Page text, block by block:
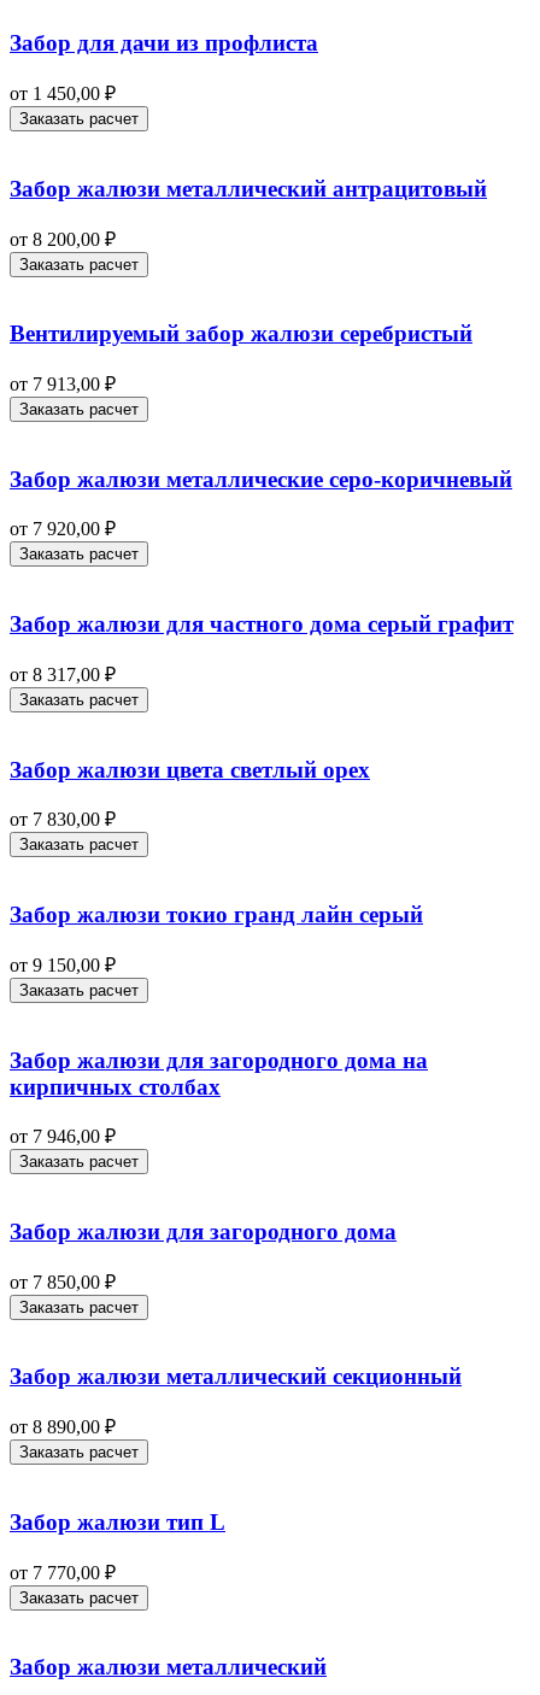
Забор для дачи из профлиста
от 1 450,00 ₽
Заказать расчет
Забор жалюзи металлический антрацитовый
от 8 200,00 ₽
Заказать расчет
Вентилируемый забор жалюзи серебристый
от 7 913,00 ₽
Заказать расчет
Забор жалюзи металлические серо-коричневый
от 7 920,00 ₽
Заказать расчет
Забор жалюзи для частного дома серый графит
от 8 317,00 ₽
Заказать расчет
Забор жалюзи цвета светлый орех
от 7 830,00 ₽
Заказать расчет
Забор жалюзи токио гранд лайн серый
от 9 150,00 ₽
Заказать расчет
Забор жалюзи для загородного дома на
кирпичных столбах
от 7 946,00 ₽
Заказать расчет
Забор жалюзи для загородного дома
от 7 850,00 ₽
Заказать расчет
Забор жалюзи металлический секционный
от 8 890,00 ₽
Заказать расчет
Забор жалюзи тип L
от 7 770,00 ₽
Заказать расчет
Забор жалюзи металлический